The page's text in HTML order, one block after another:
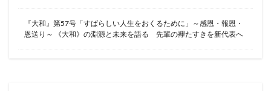
『大和』第57号「すばらしい人生をおくるために」～感恩・報恩・
恩送り～ 《大和》の淵源と未来を語る 先輩の襷たすきを新代表へ